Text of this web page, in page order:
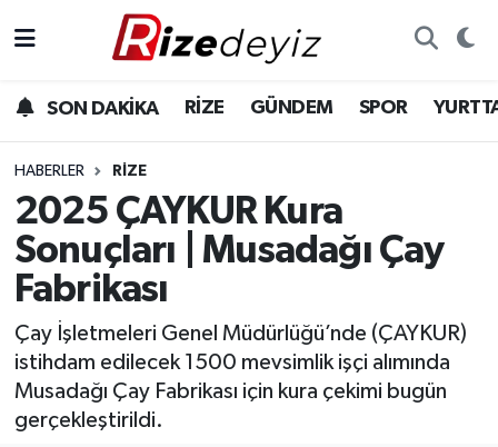
SON DAKİKA RİZE GÜNDEM SPOR
HABERLER RIZE
2025 ÇAYKUR Kura
Sonuçları | Musadağı Çay
Fabrikası
Çay İşletmeleri Genel Müdürlüğü’nde (ÇAYKUR)
istihdam edilecek 1500 mevsimlik işçi alımında
Musadağı Çay Fabrikası için kura çekimi bugün
gerçekleştirildi.
Gündem
Yurttan Haberler
Ekonomi
Sağlık
Rize Hava Durumu
Rize Trafik Yoğunluk Haritası
Süper Lig Puan Durumu ve Fikstür
Son Dakika Haberleri
Haber Arşivi